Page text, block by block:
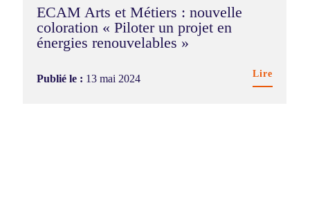
ECAM Arts et Métiers : nouvelle
coloration « Piloter un projet en
énergies renouvelables »
Publié le : 13 mai 2024 Lire